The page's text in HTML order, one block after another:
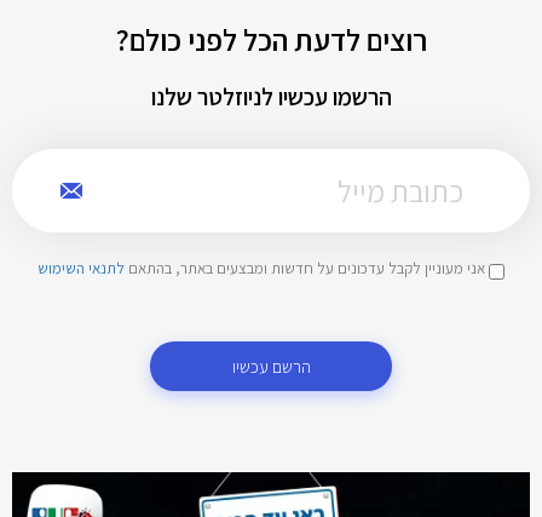
רוצים לדעת הכל לפני כולם?
הרשמו עכשיו לניוזלטר שלנו
אני מעוניין לקבל עדכונים על חדשות ומבצעים באתר, בהתאם לתנאי השימוש
הרשם עכשיו